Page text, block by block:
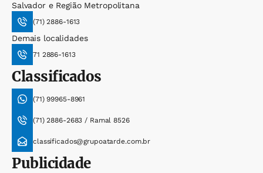
Salvador e Região Metropolitana
(71) 2886-1613
Demais localidades
71 2886-1613
Classificados
(71) 99965-8961
(71) 2886-2683 / Ramal 8526
classificados@grupoatarde.com.br
Publicidade